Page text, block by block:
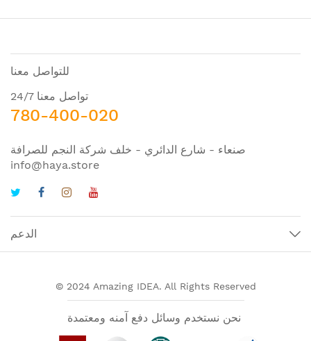
للتواصل معنا
تواصل معنا 24/7
780-400-020
صنعاء - شارع الدائري - خلف شركة النجم للصرافة
info@haya.store
الدعم
© 2024 Amazing IDEA. All Rights Reserved